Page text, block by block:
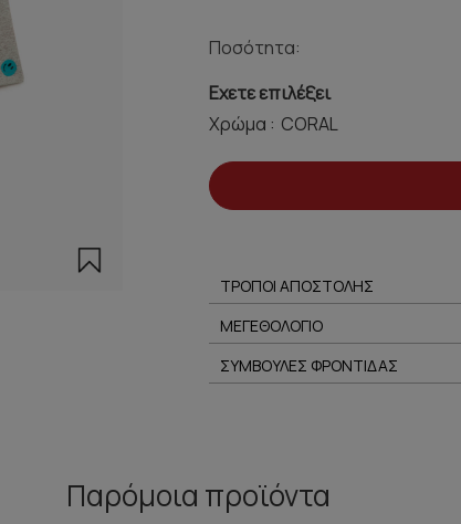
Ποσότητα:
Εχετε επιλέξει
Χρώμα :
ΤΡΟΠΟΙ ΑΠΟΣΤΟΛΗΣ
ΜΕΓΕΘΟΛΟΓΙΟ
ΣΥΜΒΟΥΛΕΣ ΦΡΟΝΤΙΔΑΣ
Παρόμοια προϊόντα